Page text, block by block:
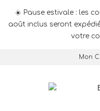
☀️ Pause estivale : les
août inclus seront
votre
Mon